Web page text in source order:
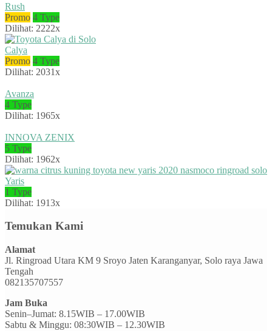
Rush
Promo 4 Type
Dilihat: 2222x
Calya
Promo 4 Type
Dilihat: 2031x
Avanza
4 Type
Dilihat: 1965x
INNOVA ZENIX
5 Type
Dilihat: 1962x
Yaris
1 Type
Dilihat: 1913x
Temukan Kami
Alamat
Jl. Ringroad Utara KM 9 Sroyo Jaten Karanganyar, Solo raya Jawa
Tengah
082135707557
Jam Buka
Senin–Jumat: 8.15WIB – 17.00WIB
Sabtu & Minggu: 08:30WIB – 12.30WIB